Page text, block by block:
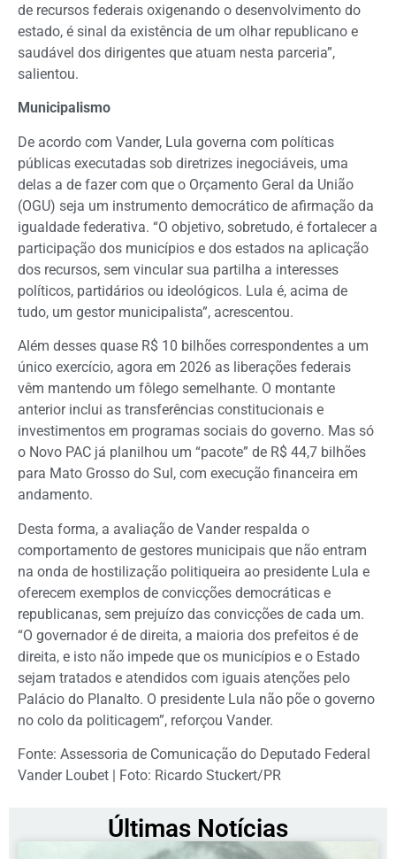
de recursos federais oxigenando o desenvolvimento do
estado, é sinal da existência de um olhar republicano e
saudável dos dirigentes que atuam nesta parceria”,
salientou.
Municipalismo
De acordo com Vander, Lula governa com políticas
públicas executadas sob diretrizes inegociáveis, uma
delas a de fazer com que o Orçamento Geral da União
(OGU) seja um instrumento democrático de afirmação da
igualdade federativa. “O objetivo, sobretudo, é fortalecer a
participação dos municípios e dos estados na aplicação
dos recursos, sem vincular sua partilha a interesses
políticos, partidários ou ideológicos. Lula é, acima de
tudo, um gestor municipalista”, acrescentou.
Além desses quase R$ 10 bilhões correspondentes a um
único exercício, agora em 2026 as liberações federais
vêm mantendo um fôlego semelhante. O montante
anterior inclui as transferências constitucionais e
investimentos em programas sociais do governo. Mas só
o Novo PAC já planilhou um “pacote” de R$ 44,7 bilhões
para Mato Grosso do Sul, com execução financeira em
andamento.
Desta forma, a avaliação de Vander respalda o
comportamento de gestores municipais que não entram
na onda de hostilização politiqueira ao presidente Lula e
oferecem exemplos de convicções democráticas e
republicanas, sem prejuízo das convicções de cada um.
“O governador é de direita, a maioria dos prefeitos é de
direita, e isto não impede que os municípios e o Estado
sejam tratados e atendidos com iguais atenções pelo
Palácio do Planalto. O presidente Lula não põe o governo
no colo da politicagem”, reforçou Vander.
Fonte: Assessoria de Comunicação do Deputado Federal
Vander Loubet | Foto: Ricardo Stuckert/PR
Últimas Notícias